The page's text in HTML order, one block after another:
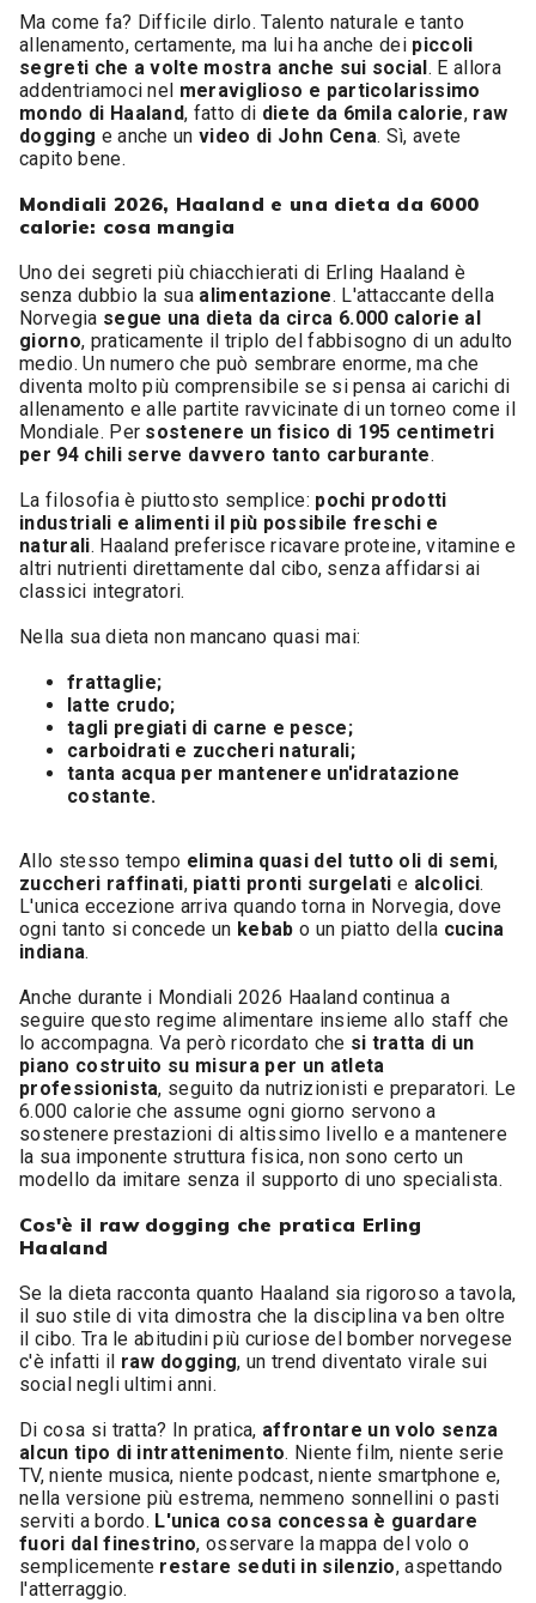
Ma come fa? Difficile dirlo. Talento naturale e tanto
allenamento, certamente, ma lui ha anche dei piccoli
segreti che a volte mostra anche sui social. E allora
addentriamoci nel meraviglioso e particolarissimo
mondo di Haaland, fatto di diete da 6mila calorie, raw
dogging e anche unvideo di John Cena. Sì, avete
capito bene.
Mondiali 2026, Haaland e una dieta da 6000
calorie: cosa mangia
Uno dei segreti più chiacchierati di Erling Haaland è
senza dubbio la sua alimentazione. L'attaccante della
Norvegia segue una dieta da circa 6.000 calorie al
giorno, praticamente il triplo del fabbisogno di un adulto
medio. Un numero che può sembrare enorme, ma che
diventa molto più comprensibile se si pensa ai carichi di
allenamento e alle partite ravvicinate di un torneo come il
Mondiale. Per sostenere un fisico di 195 centimetri
per 94 chili serve davvero tanto carburante.
La filosofia è piuttosto semplice: pochi prodotti
industriali e alimenti il più possibile freschi e
naturali. Haaland preferisce ricavare proteine, vitamine e
altri nutrienti direttamente dal cibo, senza affidarsi ai
classici integratori.
Nella sua dieta non mancano quasi mai:
frattaglie;
latte crudo;
tagli pregiati di carne e pesce;
carboidrati e zuccheri naturali;
tanta acqua per mantenere un'idratazione
costante.
Allo stesso tempo elimina quasi del tutto oli di semi,
zuccheri raffinati, piatti pronti surgelatie alcolici.
L'unica eccezione arriva quando torna in Norvegia, dove
ogni tanto si concede un kebab o un piatto della cucina
indiana.
Anche durante i Mondiali 2026 Haaland continua a
seguire questo regime alimentare insieme allo staff che
lo accompagna. Va però ricordato che si tratta di un
piano costruito su misura per un atleta
professionista, seguito da nutrizionisti e preparatori. Le
6.000 calorie che assume ogni giorno servono a
sostenere prestazioni di altissimo livello e a mantenere
la sua imponente struttura fisica, non sono certo un
modello da imitare senza il supporto di uno specialista.
Cos'è il raw dogging che pratica Erling
Haaland
Se la dieta racconta quanto Haaland sia rigoroso a tavola,
il suo stile di vita dimostra che la disciplina va ben oltre
il cibo. Tra le abitudini più curiose del bomber norvegese
c'è infatti il raw dogging, un trend diventato virale sui
social negli ultimi anni.
Di cosa si tratta? In pratica, affrontare un volo senza
alcun tipo di intrattenimento. Niente film, niente serie
TV, niente musica, niente podcast, niente smartphone e,
nella versione più estrema, nemmeno sonnellini o pasti
serviti a bordo. L'unica cosa concessa è guardare
fuori dal finestrino, osservare la mappa del volo o
semplicemente restare seduti in silenzio, aspettando
l'atterraggio.